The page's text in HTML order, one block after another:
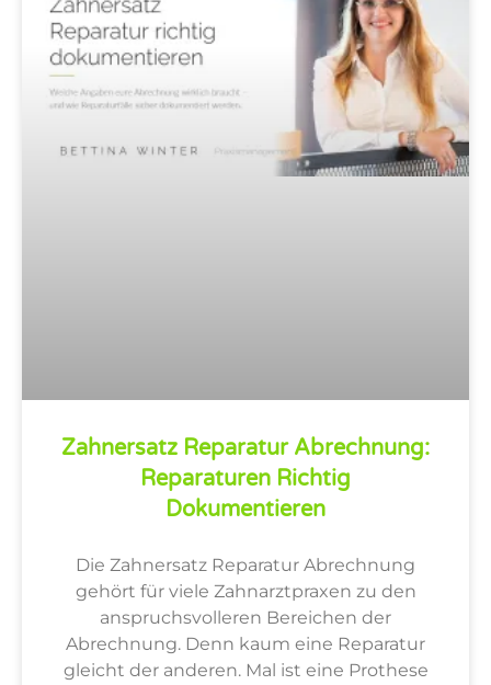
Zahnersatz Reparatur Abrechnung:
Reparaturen Richtig
Dokumentieren
Die Zahnersatz Reparatur Abrechnung
gehört für viele Zahnarztpraxen zu den
anspruchsvolleren Bereichen der
Abrechnung. Denn kaum eine Reparatur
gleicht der anderen. Mal ist eine Prothese